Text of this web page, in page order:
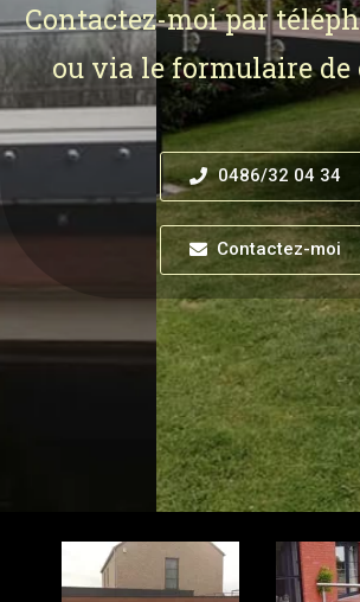
Contactez-moi par
ou via le formulaire de
0486/32 04 34
Contactez-moi